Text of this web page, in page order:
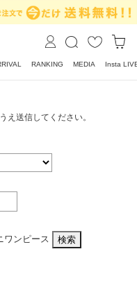
RANKING MEDIA Insta
え送信してください。
ワンピース